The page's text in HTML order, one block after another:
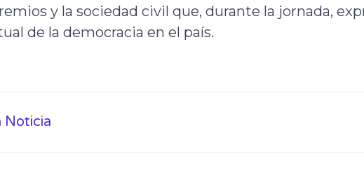
y la sociedad civil que, durante la jornada,
de la democracia en el país.
Noticia